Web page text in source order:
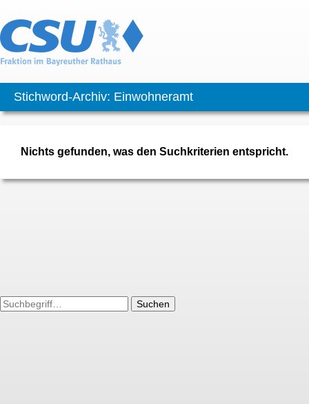
Stichword-Archiv: Einwohneramt
Nichts gefunden, was den Suchkriterien entspricht.
Suchen